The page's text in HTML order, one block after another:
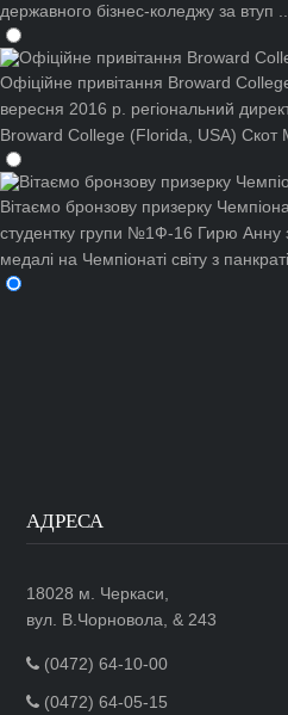
державного бізнес-коледжу за втуп ...
Офіційне привітання Broward
вересня 2016 р. регіональний
Broward College (Florida, USA) Скот
Вітаємо бронзову призерку
студентку групи №1Ф-16 Гирю Анну
медалі на Чемпіонаті світу з
АДРЕСА
18028 м. Черкаси,
вул. В.Чорновола, & 243
(0472) 64-10-00
(0472) 64-05-15